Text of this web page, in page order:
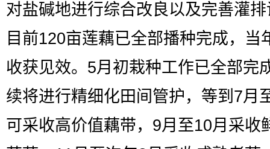
对盐碱地进行综合改良以及完善灌
目前120亩莲藕已全部播种完成，当
收获见效。5月初栽种工作已全部完
续将进行精细化田间管护，等到7月
可采收高价值藕带，9月至10月采收